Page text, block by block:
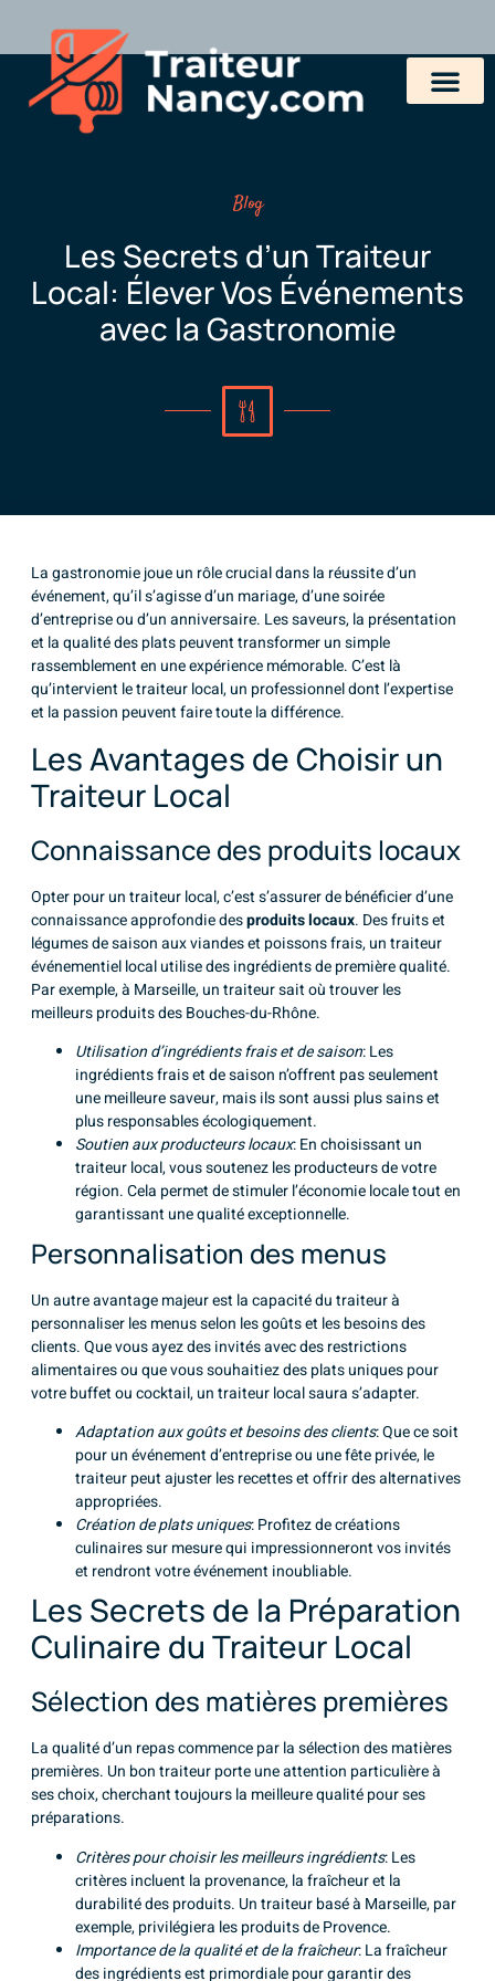
Blog
Les Secrets d’un Traiteur
Local: Élever Vos Événements
avec la Gastronomie
La gastronomie joue un rôle crucial dans la réussite d’un
événement, qu’il s’agisse d’un mariage, d’une soirée
d’entreprise ou d’un anniversaire. Les saveurs, la présentation
et la qualité des plats peuvent transformer un simple
rassemblement en une expérience mémorable. C’est là
qu’intervient le traiteur local, un professionnel dont l’expertise
et la passion peuvent faire toute la différence.
Les Avantages de Choisir un
Traiteur Local
Connaissance des produits locaux
Opter pour un traiteur local, c’est s’assurer de bénéficier d’une
connaissance approfondie desproduits locaux. Des fruits et
légumes de saison aux viandes et poissons frais, un traiteur
événementiel local utilise des ingrédients de première qualité.
Par exemple, à Marseille, un traiteur sait où trouver les
meilleurs produits des Bouches-du-Rhône.
Utilisation d’ingrédients frais et de saison: Les
ingrédients frais et de saison n’offrent pas seulement
une meilleure saveur, mais ils sont aussi plus sains et
plus responsables écologiquement.
Soutien aux producteurs locaux: En choisissant un
traiteur local, vous soutenez les producteurs de votre
région. Cela permet de stimuler l’économie locale tout en
garantissant une qualité exceptionnelle.
Personnalisation des menus
Un autre avantage majeur est la capacité du traiteur à
personnaliser les menus selon les goûts et les besoins des
clients. Que vous ayez des invités avec des restrictions
alimentaires ou que vous souhaitiez des plats uniques pour
votre buffet ou cocktail, un traiteur local saura s’adapter.
Adaptation aux goûts et besoins des clients: Que ce soit
pour un événement d’entreprise ou une fête privée, le
traiteur peut ajuster les recettes et offrir des alternatives
appropriées.
Création de plats uniques: Profitez de créations
culinaires sur mesure qui impressionneront vos invités
et rendront votre événement inoubliable.
Les Secrets de la Préparation
Culinaire du Traiteur Local
Sélection des matières premières
La qualité d’un repas commence par la sélection des matières
premières. Un bon traiteur porte une attention particulière à
ses choix, cherchant toujours la meilleure qualité pour ses
préparations.
Critères pour choisir les meilleurs ingrédients: Les
critères incluent la provenance, la fraîcheur et la
durabilité des produits. Un traiteur basé à Marseille, par
exemple, privilégiera les produits de Provence.
Importance de la qualité et de la fraîcheur: La fraîcheur
des ingrédients est primordiale pour garantir des